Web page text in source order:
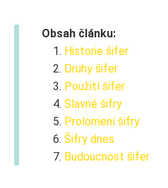
Obsah článku:
Historie šifer
Druhy šifer
Použití šifer
Slavné šifry
Prolomení šifry
Šifry dnes
Budoucnost šifer